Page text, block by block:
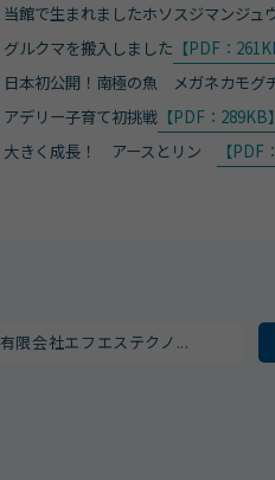
当館で生まれましたホソスジマンジュ
グルクマを搬入しました 【PDF：
日本初公開！南極の魚 メガネカモグ
アデリー子育て初挑戦 【PDF：289KB】
大きく成長！ アースとリン
【PDF
有限会社エフエステクノ...